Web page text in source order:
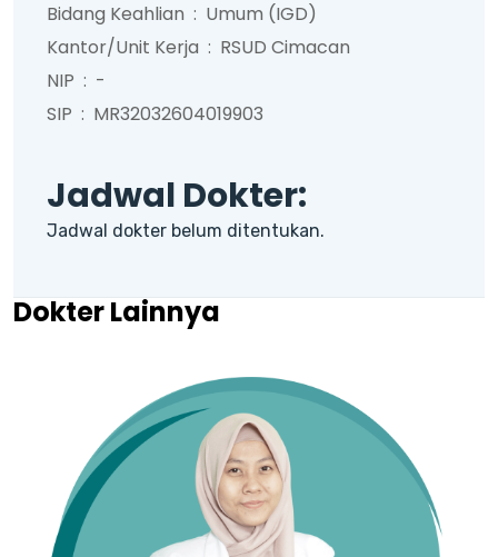
Bidang Keahlian : Umum (IGD)
Kantor/Unit Kerja : RSUD Cimacan
NIP : -
SIP : MR32032604019903
Jadwal Dokter:
Jadwal dokter belum ditentukan.
Dokter Lainnya